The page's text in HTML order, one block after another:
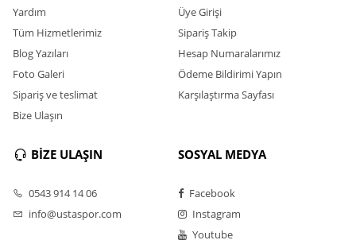
Yardım
Tüm Hizmetlerimiz
Blog Yazıları
Foto Galeri
Sipariş ve teslimat
Bize Ulaşın
Üye Girişi
Sipariş Takip
Hesap Numaralarımız
Ödeme Bildirimi Yapın
Karşılaştırma Sayfası
BİZE ULAŞIN
0543 914 14 06
info@ustaspor.com
SOSYAL MEDYA
Facebook
Instagram
Youtube